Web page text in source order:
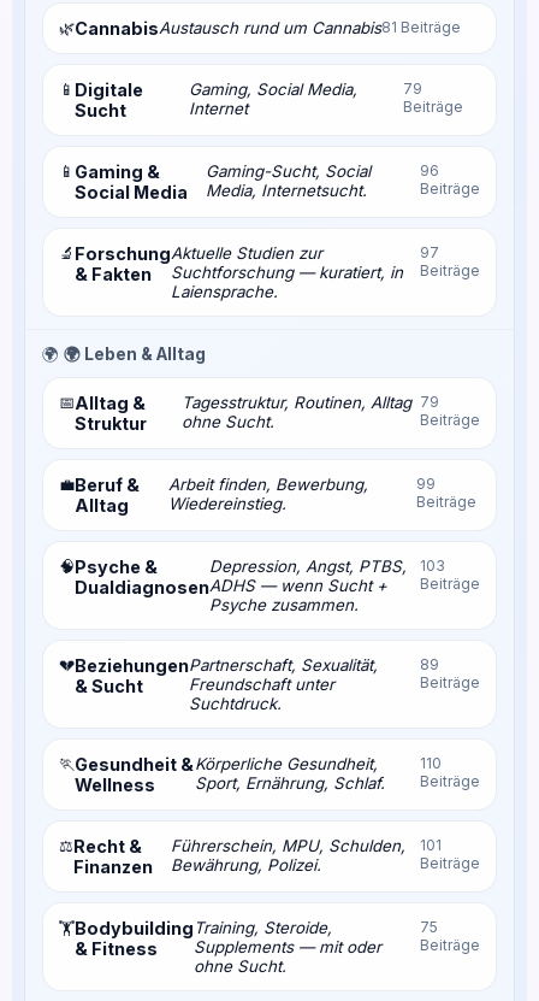
🌿CannabisAustausch rund um Cannabis81 Beiträge
📱 Digitale
Sucht
Gaming, Social Media,
Internet
79
Beiträge
📱 Gaming &
Social Media
Gaming-Sucht, Social
Media, Internetsucht.
96
Beiträge
🔬 Forschung
& Fakten
Aktuelle Studien zur
Suchtforschung — kuratiert, in
Laiensprache.
97
Beiträge
🌍 🌍 Leben & Alltag
📅Alltag &
Struktur
Tagesstruktur, Routinen, Alltag
ohne Sucht.
79
Beiträge
💼Beruf &
Alltag
Arbeit finden, Bewerbung,
Wiedereinstieg.
99
Beiträge
🧠Psyche &
Dualdiagnosen
Depression, Angst, PTBS,
ADHS — wenn Sucht +
Psyche zusammen.
103
Beiträge
💔Beziehungen
& Sucht
Partnerschaft, Sexualität,
Freundschaft unter
Suchtdruck.
89
Beiträge
🏃Gesundheit &
Wellness
Körperliche Gesundheit,
Sport, Ernährung, Schlaf.
110
Beiträge
⚖️Recht &
Finanzen
Führerschein, MPU, Schulden,
Bewährung, Polizei.
101
Beiträge
🏋️Bodybuilding
& Fitness
Training, Steroide,
Supplements — mit oder
ohne Sucht.
75
Beiträge